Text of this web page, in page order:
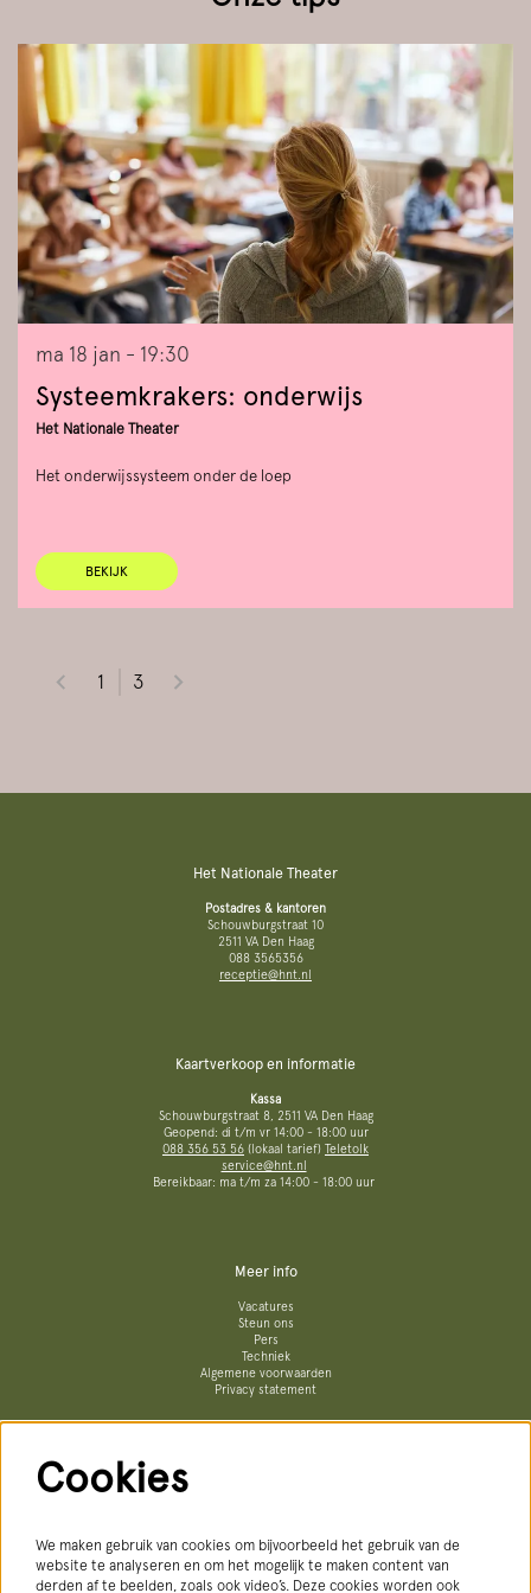
Systeemkrakers: onderwijs
Het Nationale Theater
Het onderwijssysteem onder de loep
ma 18 jan - 19:30
BEKIJK
1 3
Het Nationale Theater
Postadres & kantoren
Schouwburgstraat 10
2511 VA Den Haag
088 3565356
receptie@hnt.nl
Kaartverkoop en informatie
Kassa
Schouwburgstraat 8, 2511 VA Den Haag
Geopend: di t/m vr 14:00 - 18:00 uur
088 356 53 56 (lokaal tarief) Teletolk
service@hnt.nl
Bereikbaar: ma t/m za 14:00 - 18:00 uur
Meer info
Vacatures
Steun ons
Pers
Techniek
Algemene voorwaarden
Privacy statement
Cookies
We maken gebruik van cookies om bijvoorbeeld het gebruik van de
website te analyseren en om het mogelijk te maken content van
derden af te beelden, zoals ook video’s. Deze cookies worden ook